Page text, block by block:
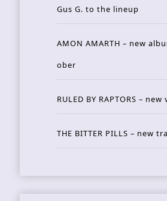
Gus G. to the lineup
AMON AMARTH – new
ober
RULED BY RAPTORS –
THE BITTER PILLS – new